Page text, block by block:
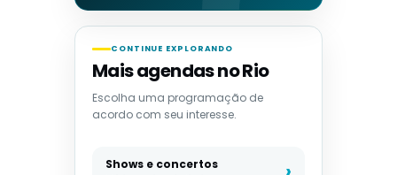
CONTINUE EXPLORANDO
Mais agendas no Rio
Escolha uma programação de
acordo com seu interesse.
Shows e concertos